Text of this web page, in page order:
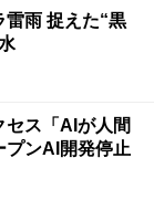
雷雨 捉えた“黒
セス「AIが人間
プンAI開発停止